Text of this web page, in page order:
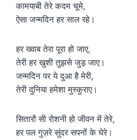
कामयाबी तेरे कदम चूमे,
ऐसा जन्मदिन हर साल रहे।
हर ख्वाब तेरा पूरा हो जाए,
तेरी हर खुशी तुझसे जुड़ जाए।
जन्मदिन पर ये दुआ है मेरी,
तेरी दुनिया हमेशा मुस्कुराए।
सितारों सी रोशनी हो जीवन में तेरे,
हर पल गुज़रे सुंदर सपनों के घेरे।